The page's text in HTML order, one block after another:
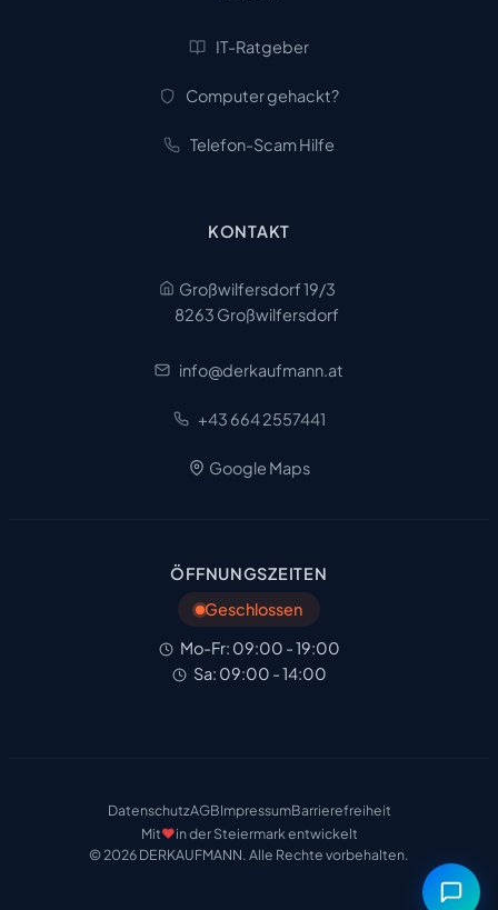
IT-Ratgeber
Computer gehackt?
Telefon-Scam Hilfe
KONTAKT
Großwilfersdorf 19/3
8263 Großwilfersdorf
info@derkaufmann.at
+43 664 2557441
Google Maps
ÖFFNUNGSZEITEN
Geschlossen
Mo-Fr: 09:00 - 19:00
Sa: 09:00 - 14:00
Mit❤️in der Steiermark entwickelt
DatenschutzAGBImpressumBarrierefreiheit
© 2026 DERKAUFMANN. Alle Rechte vorbehalten.